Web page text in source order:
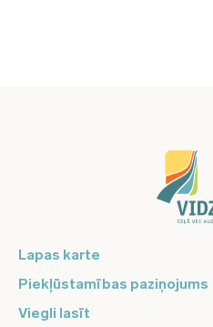
Lapas karte
Piekļūstamības paziņojums
Viegli lasīt